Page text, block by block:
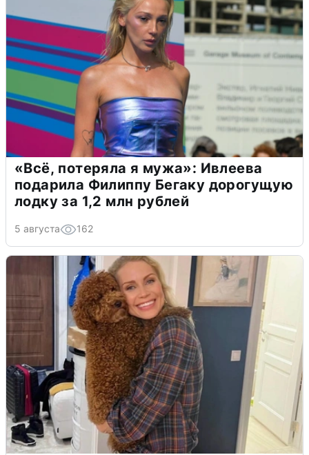
«Всё, потеряла я мужа»: Ивлеева
подарила Филиппу Бегаку дорогущую
лодку за 1,2 млн рублей
5 августа 162